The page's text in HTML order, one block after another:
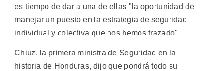
es tiempo de dar a una de ellas "la oportunidad de
manejar un puesto en la estrategia de seguridad
individual y colectiva que nos hemos trazado".
Chiuz, la primera ministra de Seguridad en la
historia de Honduras, dijo que pondrá todo su